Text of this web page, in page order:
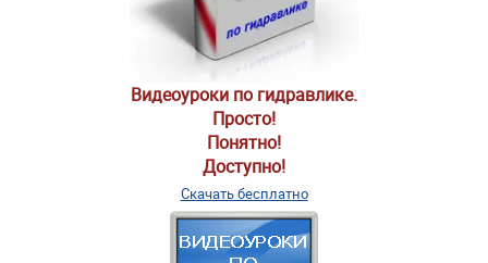
Видеоуроки по гидравлике.
Просто!
Понятно!
Доступно!
Скачать бесплатно